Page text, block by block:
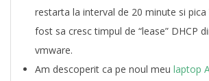
restarta la interval de 20 minute si pica
fost sa cresc timpul de “lease” DHCP
vmware.
Am descoperit ca pe noul meu laptop